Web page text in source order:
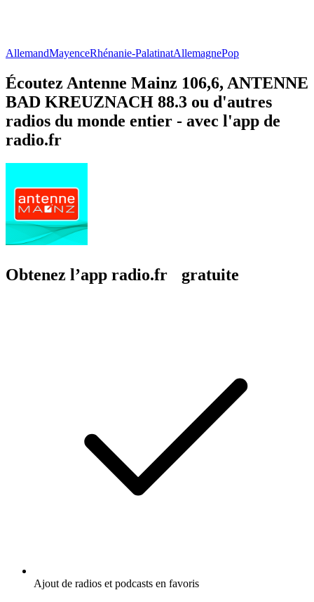
AllemandMayenceRhénanie-PalatinatAllemagnePop
Écoutez Antenne Mainz 106,6, ANTENNE
BAD KREUZNACH 88.3 ou d'autres
radios du monde entier - avec l'app de
radio.fr
Obtenez l’app radio.fr gratuite
Ajout de radios et podcasts en favoris